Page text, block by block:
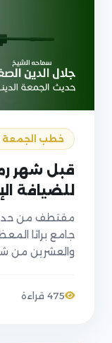
خطب الجمعة
قبل شهر
للضيافة
مقتطف من
جامع براثا
475 قراءة